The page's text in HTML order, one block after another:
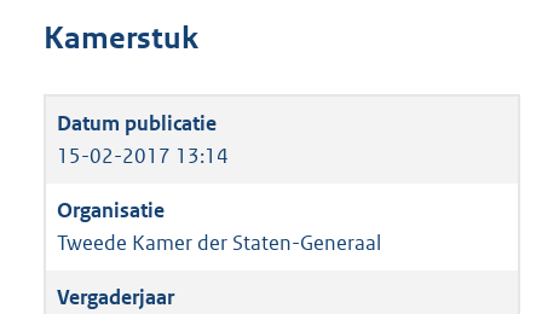
Kamerstuk
15-02-2017 13:14
Tweede Kamer der Staten-Generaal